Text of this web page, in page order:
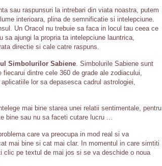
sau raspunsuri la intrebari din viata noastra, putem
interioara, plina de semnificatie si intelepciune.
Un Oracol nu trebuie sa faca in locul tau ceea ce
sa ajungi la propria ta intelepciune launtrica,
directie si cale catre raspuns.
Simbolurilor Sabiene. Simbolurile Sabiene sunt
dintre cele 360 de grade ale zodiacului,
lor sa depasesca cadrul astrologiei,
mai bine starea unei relatii sentimentale, pentru
bine sau nu sa faceti cutare lucru ...
care va preocupa in mod real si va
mai bine si cat mai clar. In momentul in care simtiti
pe textul de mai jos si se va deschide o noua